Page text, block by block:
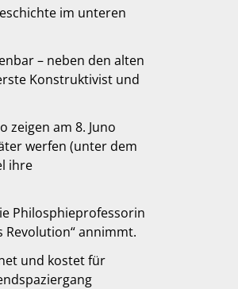
im unteren
– neben den alten
Konstruktivist und
zeigen am 8. Juno
werfen (unter dem
ihre
Philosphieprofessorin
annimmt.
und kostet für